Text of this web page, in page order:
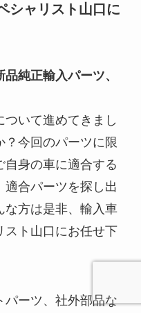
シャリスト山口に
純正輸入パーツ、
ついて進めてきまし
？今回のパーツに限
自身の車に適合する
合パーツを探し出
な方は是非、輸入車
スト山口にお任せ下
パーツ、社外部品な